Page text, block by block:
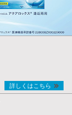
詳しくはこちら